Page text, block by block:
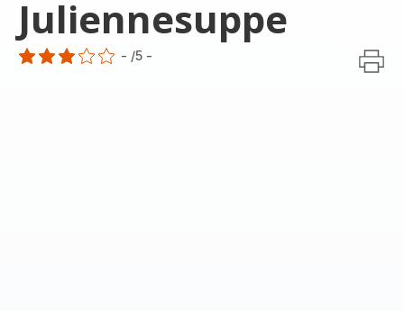
Juliennesuppe
- /5 -